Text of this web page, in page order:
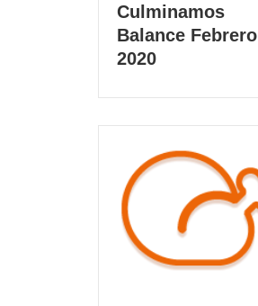
Culminamos
Balance Febrero
2020